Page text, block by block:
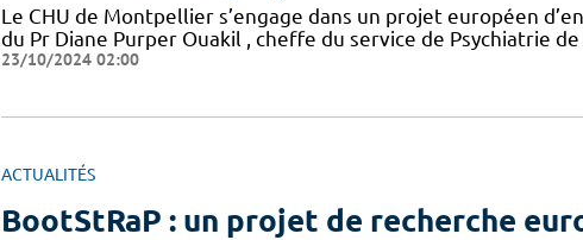
Le CHU de Montpellier s’engage dans un projet européen
du Pr Diane Purper Ouakil , cheffe du service de Psychiatrie
23/10/2024 02:00
ACTUALITÉS
BootStRaP : un projet de recherche